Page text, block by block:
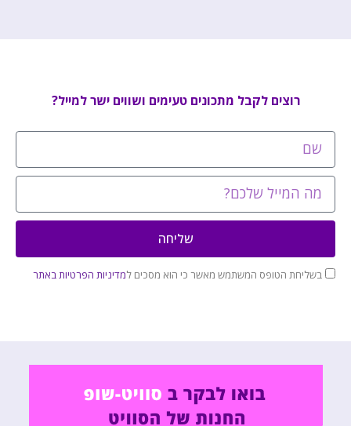
רוצים לקבל מתכונים טעימים ושווים ישר למייל?
בשליחת הטופס המשתמש מאשר כי הוא מסכים למדיניות הפרטיות באתר
שליחה